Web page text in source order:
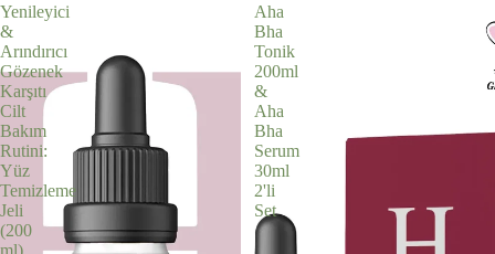
Yenileyici
&
Arındırıcı
Gözenek
Karşıtı
Cilt
Bakım
Rutini:
Yüz
Temizleme
Jeli
(200
ml)
Aha
Bha
Tonik
200ml
&
Aha
Bha
Serum
30ml
2'li
Set